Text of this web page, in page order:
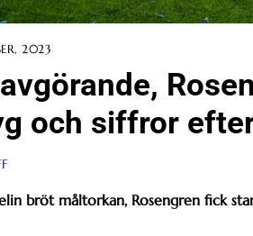
2023
och siffror
bröt måltorkan, Rosengren fick